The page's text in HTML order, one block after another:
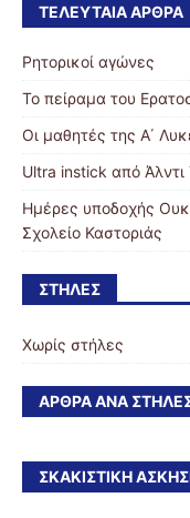
ΤΕΛΕΥΤΑΊΑ ΆΡΘΡΑ
Ρητορικοί αγώνες
Το πείραμα του
Οι μαθητές της Α΄
Ultra instick από Άλντι
Ημέρες υποδοχής
Σχολείο Καστοριάς
ΣΤΉΛΕΣ
Χωρίς στήλες
ΆΡΘΡΑ ΑΝΆ
ΣΚΑΚΙΣΤΙΚΉ